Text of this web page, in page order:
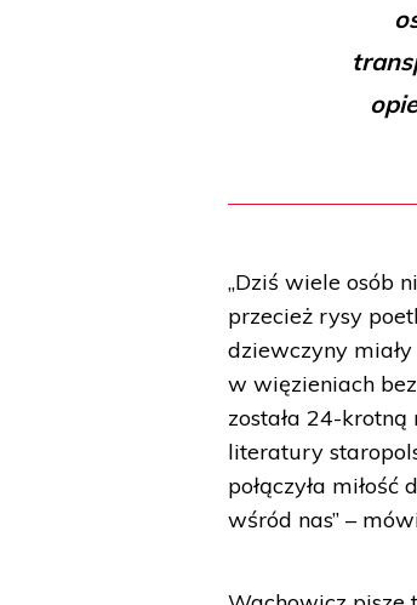
„Dziś wiele osób
przecież rysy
dziewczyny
w więzieniach
została 24-
literatury
połączyła
wśród nas” –